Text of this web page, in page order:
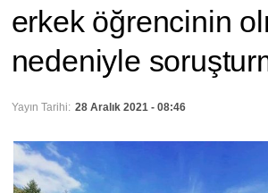
erkek öğrencinin
nedeniyle
Yayın Tarihi: 28 Aralık 2021 - 08:46